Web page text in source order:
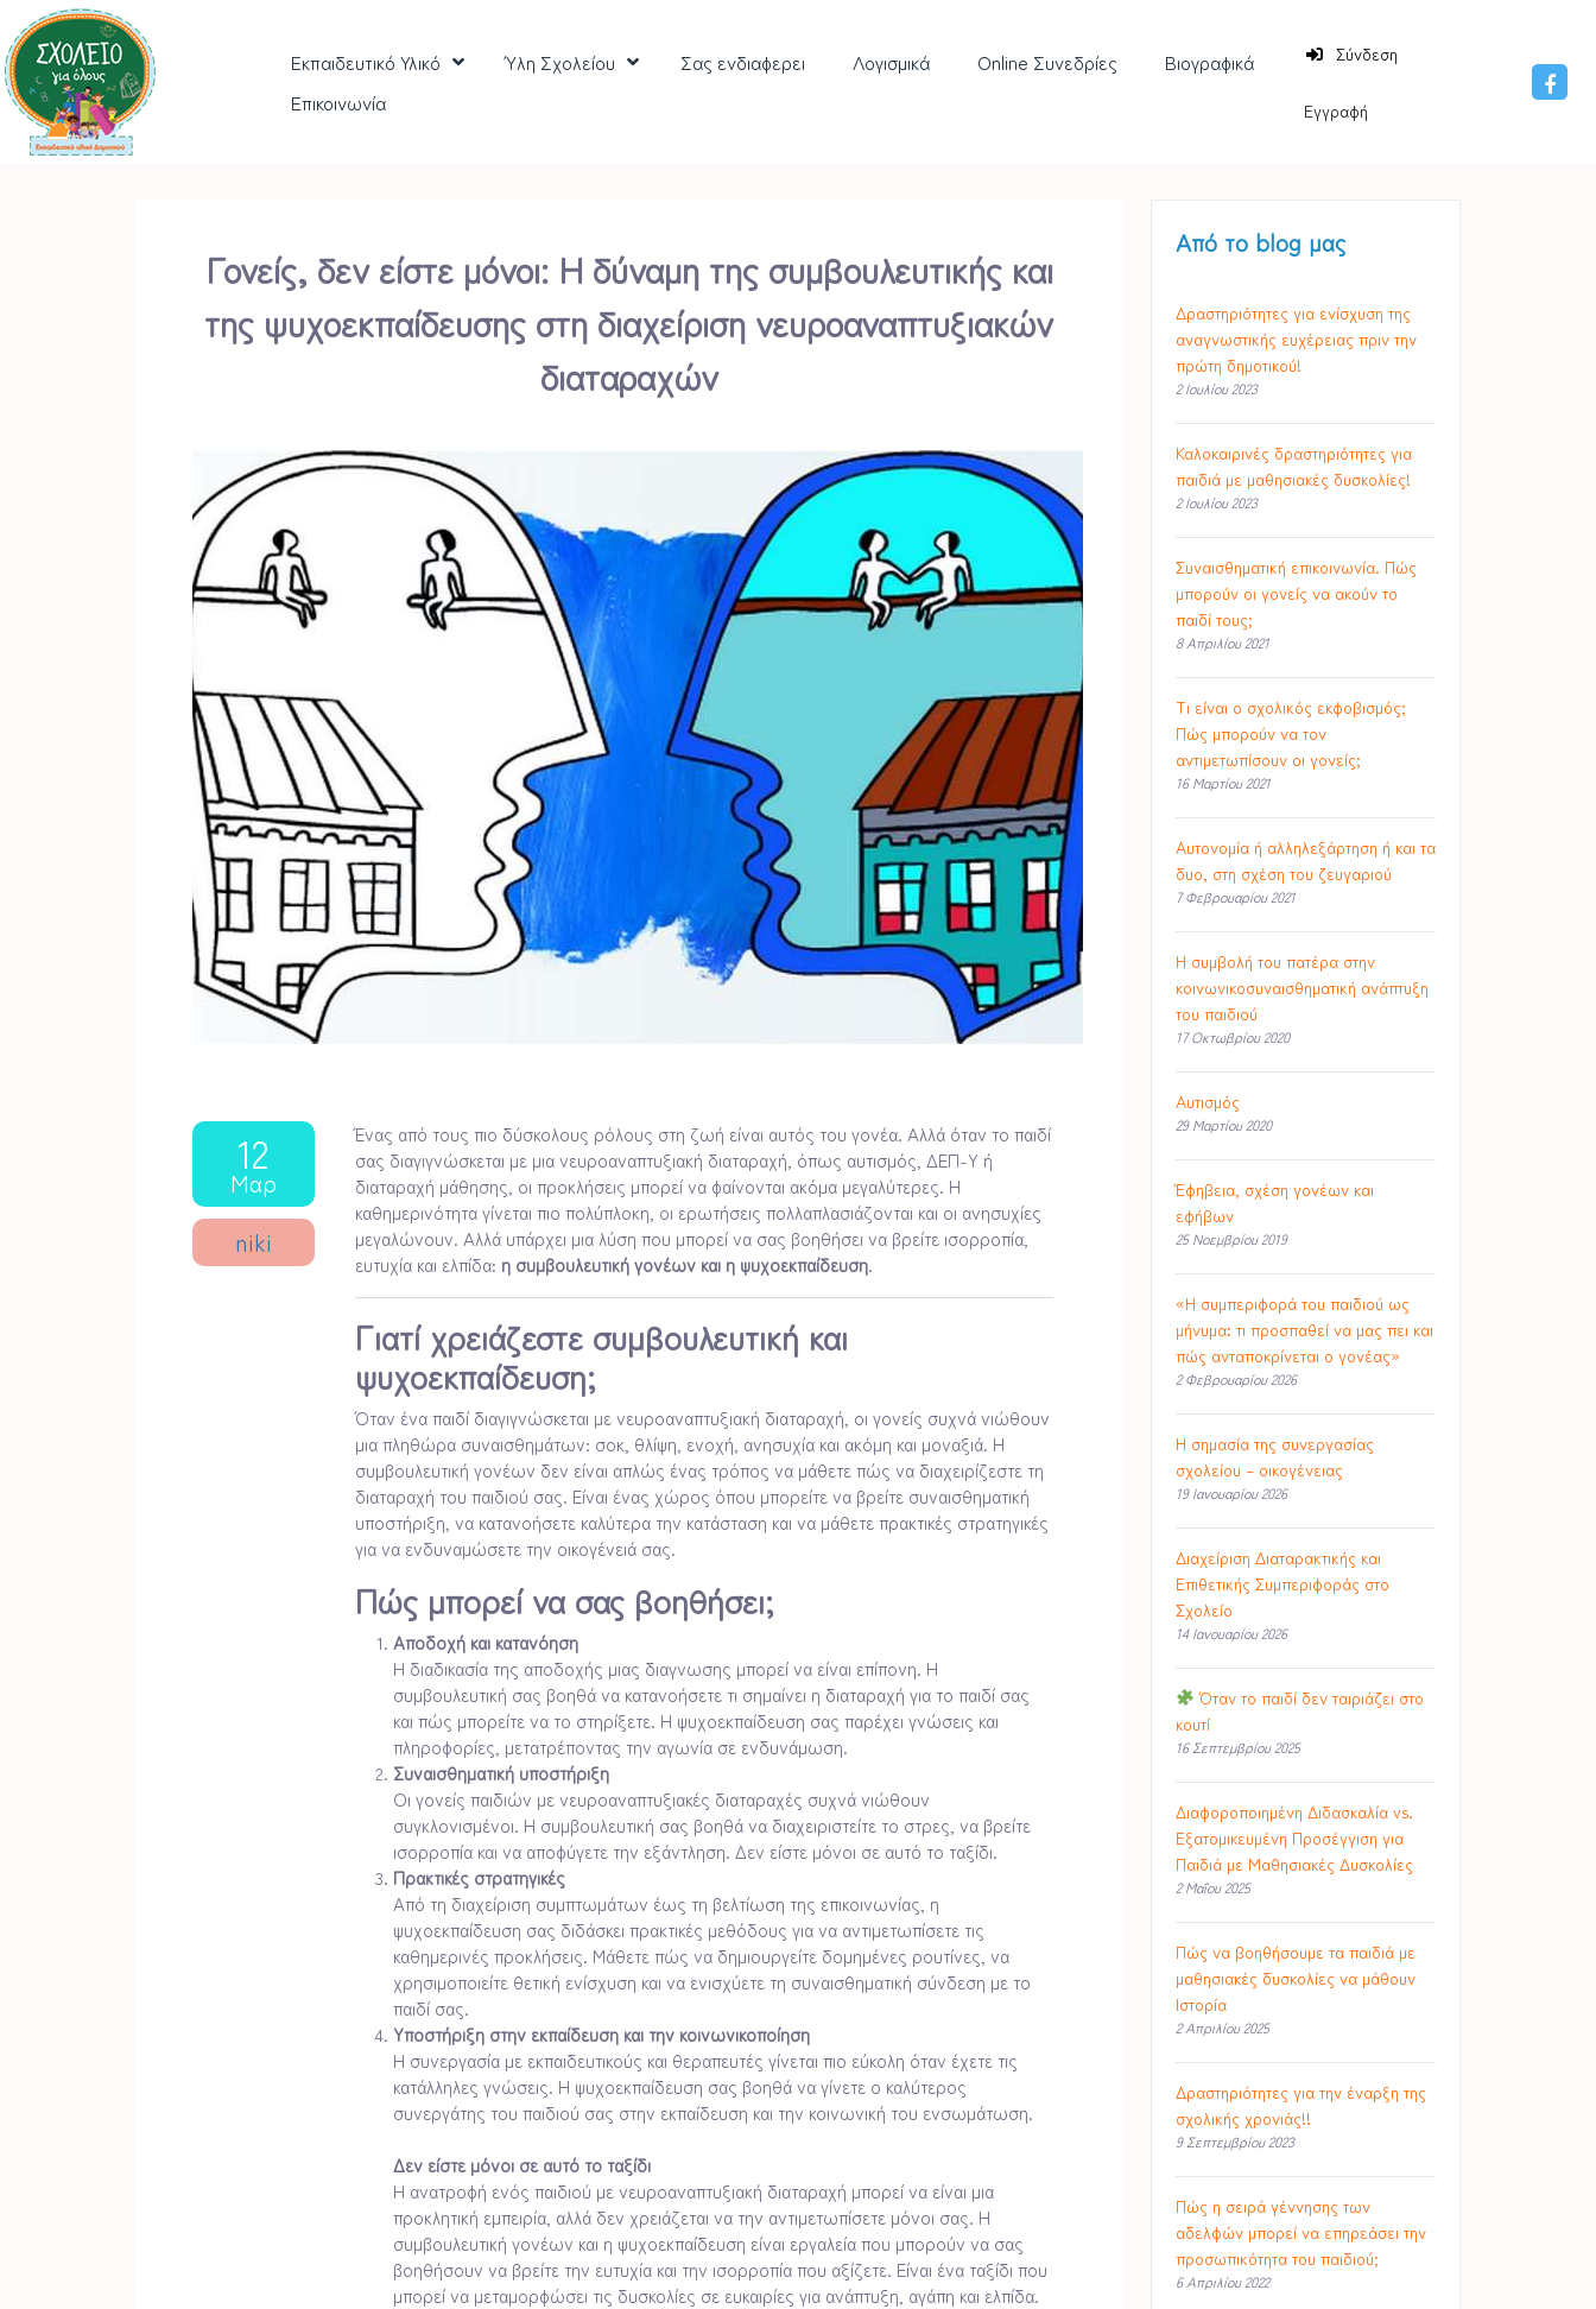
Εκπαιδευτικό Υλικό Ύλη Σχολείου Σας ενδιαφερει Λoγισμικά Online Συνεδρίες
Βιογραφικά
Επικοινωνία
Σύνδεση
Εγγραφή
Γονείς, δεν είστε μόνοι: Η δύναμη της συμβουλευτικής και
της ψυχοεκπαίδευσης στη διαχείριση νευροαναπτυξιακών
διαταραχών
12
Μαρ
niki
Ένας από τους πιο δύσκολους ρόλους στη ζωή είναι αυτός του γονέα. Αλλά όταν το παιδί
σας διαγιγνώσκεται με μια νευροαναπτυξιακή διαταραχή, όπως αυτισμός, ΔΕΠ-Υ ή
διαταραχή μάθησης, οι προκλήσεις μπορεί να φαίνονται ακόμα μεγαλύτερες. Η
καθημερινότητα γίνεται πιο πολύπλοκη, οι ερωτήσεις πολλαπλασιάζονται και οι ανησυχίες
μεγαλώνουν. Αλλά υπάρχει μια λύση που μπορεί να σας βοηθήσει να βρείτε ισορροπία,
ευτυχία και ελπίδα: η συμβουλευτική γονέων και η ψυχοεκπαίδευση.
Γιατί χρειάζεστε συμβουλευτική και
ψυχοεκπαίδευση;
Όταν ένα παιδί διαγιγνώσκεται με νευροαναπτυξιακή διαταραχή, οι γονείς συχνά νιώθουν
μια πληθώρα συναισθημάτων: σοκ, θλίψη, ενοχή, ανησυχία και ακόμη και μοναξιά. Η
συμβουλευτική γονέων δεν είναι απλώς ένας τρόπος να μάθετε πώς να διαχειρίζεστε τη
διαταραχή του παιδιού σας. Είναι ένας χώρος όπου μπορείτε να βρείτε συναισθηματική
υποστήριξη, να κατανοήσετε καλύτερα την κατάσταση και να μάθετε πρακτικές στρατηγικές
για να ενδυναμώσετε την οικογένειά σας.
Πώς μπορεί να σας βοηθήσει;
Αποδοχή και κατανόηση
Η διαδικασία της αποδοχής μιας διαγνωσης μπορεί να είναι επίπονη. Η
συμβουλευτική σας βοηθά να κατανοήσετε τι σημαίνει η διαταραχή για το παιδί σας
και πώς μπορείτε να το στηρίξετε. Η ψυχοεκπαίδευση σας παρέχει γνώσεις και
πληροφορίες, μετατρέποντας την αγωνία σε ενδυνάμωση.
Συναισθηματική υποστήριξη
Οι γονείς παιδιών με νευροαναπτυξιακές διαταραχές συχνά νιώθουν
συγκλονισμένοι. Η συμβουλευτική σας βοηθά να διαχειριστείτε το στρες, να βρείτε
ισορροπία και να αποφύγετε την εξάντληση. Δεν είστε μόνοι σε αυτό το ταξίδι.
Πρακτικές στρατηγικές
Από τη διαχείριση συμπτωμάτων έως τη βελτίωση της επικοινωνίας, η
ψυχοεκπαίδευση σας διδάσκει πρακτικές μεθόδους για να αντιμετωπίσετε τις
καθημερινές προκλήσεις. Μάθετε πώς να δημιουργείτε δομημένες ρουτίνες, να
χρησιμοποιείτε θετική ενίσχυση και να ενισχύετε τη συναισθηματική σύνδεση με το
παιδί σας.
Υποστήριξη στην εκπαίδευση και την κοινωνικοποίηση
Η συνεργασία με εκπαιδευτικούς και θεραπευτές γίνεται πιο εύκολη όταν έχετε τις
κατάλληλες γνώσεις. Η ψυχοεκπαίδευση σας βοηθά να γίνετε ο καλύτερος
συνεργάτης του παιδιού σας στην εκπαίδευση και την κοινωνική του ενσωμάτωση.
Δεν είστε μόνοι σε αυτό το ταξίδι
Η ανατροφή ενός παιδιού με νευροαναπτυξιακή διαταραχή μπορεί να είναι μια
προκλητική εμπειρία, αλλά δεν χρειάζεται να την αντιμετωπίσετε μόνοι σας. Η
συμβουλευτική γονέων και η ψυχοεκπαίδευση είναι εργαλεία που μπορούν να σας
βοηθήσουν να βρείτε την ευτυχία και την ισορροπία που αξίζετε. Είναι ένα ταξίδι που
μπορεί να μεταμορφώσει τις δυσκολίες σε ευκαιρίες για ανάπτυξη, αγάπη και ελπίδα.
Από το blog μας
Δραστηριότητες για ενίσχυση της
αναγνωστικής ευχέρειας πριν την
πρώτη δημοτικού!
2 Ιουλίου 2023
Καλοκαιρινές δραστηριότητες για
παιδιά με μαθησιακές δυσκολίες!
2 Ιουλίου 2023
Συναισθηματική επικοινωνία. Πώς
μπορούν οι γονείς να ακούν το
παιδί τους;
8 Απριλίου 2021
Τι είναι ο σχολικός εκφοβισμός;
Πώς μπορούν να τον
αντιμετωπίσουν οι γονείς;
16 Μαρτίου 2021
Αυτονομία ή αλληλεξάρτηση ή και τα
δυο, στη σχέση του ζευγαριού
7 Φεβρουαρίου 2021
Η συμβολή του πατέρα στην
κοινωνικοσυναισθηματική ανάπτυξη
του παιδιού
17 Οκτωβρίου 2020
Αυτισμός
29 Μαρτίου 2020
Έφηβεια, σχέση γονέων και
εφήβων
25 Νοεμβρίου 2019
«Η συμπεριφορά του παιδιού ως
μήνυμα: τι προσπαθεί να μας πει και
πώς ανταποκρίνεται ο γονέας»
2 Φεβρουαρίου 2026
Η σημασία της συνεργασίας
σχολείου – οικογένειας
19 Ιανουαρίου 2026
Διαχείριση Διαταρακτικής και
Επιθετικής Συμπεριφοράς στο
Σχολείο
14 Ιανουαρίου 2026
Όταν το παιδί δεν ταιριάζει στο
κουτί
16 Σεπτεμβρίου 2025
Διαφοροποιημένη Διδασκαλία vs.
Εξατομικευμένη Προσέγγιση για
Παιδιά με Μαθησιακές Δυσκολίες
2 Μαΐου 2025
Πώς να βοηθήσουμε τα παιδιά με
μαθησιακές δυσκολίες να μάθουν
Ιστορία
2 Απριλίου 2025
Δραστηριότητες για την έναρξη της
σχολικής χρονιάς!!
9 Σεπτεμβρίου 2023
Πώς η σειρά γέννησης των
αδελφών μπορεί να επηρεάσει την
προσωπικότητα του παιδιού;
6 Απριλίου 2022